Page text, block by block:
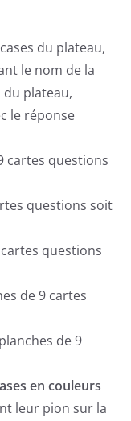
du plateau,
le nom de la
du plateau,
le réponse
cartes questions
questions soit
questions
de 9 cartes
de 9
en couleurs
leur pion sur la